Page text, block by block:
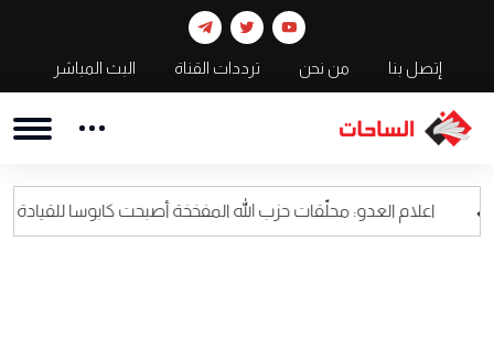
إتصل بنا من نحن ترددات القناة البث المباشر
محلّقات حزب الله المفخخة أصبحت كابوسا للقيادة العسكرية